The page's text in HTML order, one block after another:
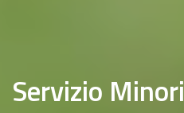
Servizio Minori